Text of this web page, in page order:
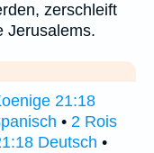
zerschleift
Jerusalems.
21:18
• 2 Rois
Deutsch •